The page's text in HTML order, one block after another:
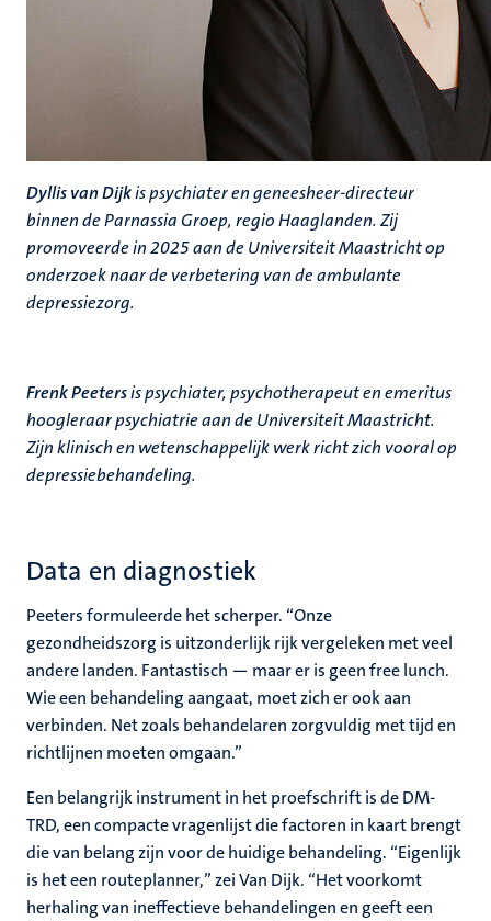
Dyllis van Dijkis psychiater en geneesheer-directeur
binnen de Parnassia Groep, regio Haaglanden. Zij
promoveerde in 2025 aan de Universiteit Maastricht op
onderzoek naar de verbetering van de ambulante
depressiezorg.
Frenk Peetersis psychiater, psychotherapeut en emeritus
hoogleraar psychiatrie aan de Universiteit Maastricht.
Zijn klinisch en wetenschappelijk werk richt zich vooral op
depressiebehandeling.
Data en diagnostiek
Peeters formuleerde het scherper. “Onze
gezondheidszorg is uitzonderlijk rijk vergeleken met veel
andere landen. Fantastisch — maar er is geen free lunch.
Wie een behandeling aangaat, moet zich er ook aan
verbinden. Net zoals behandelaren zorgvuldig met tijd en
richtlijnen moeten omgaan.”
Een belangrijk instrument in het proefschrift is de DM-
TRD, een compacte vragenlijst die factoren in kaart brengt
die van belang zijn voor de huidige behandeling. “Eigenlijk
is het een routeplanner,” zei Van Dijk. “Het voorkomt
herhaling van ineffectieve behandelingen en geeft een